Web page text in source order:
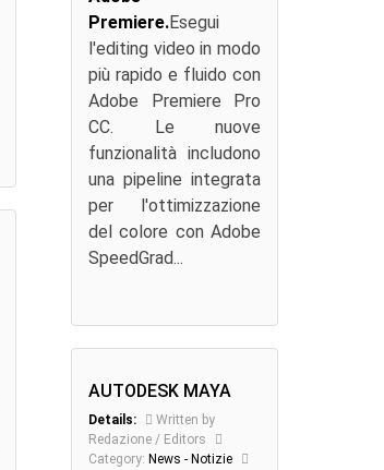
Premiere.Esegui
l'editing video in modo
più rapido e fluido con
Adobe Premiere Pro
CC. Le nuove
funzionalità includono
una pipeline integrata
per l'ottimizzazione
del colore con Adobe
SpeedGrad...
AUTODESK MAYA
Details:
Written by
Redazione / Editors
Category: News - Notizie